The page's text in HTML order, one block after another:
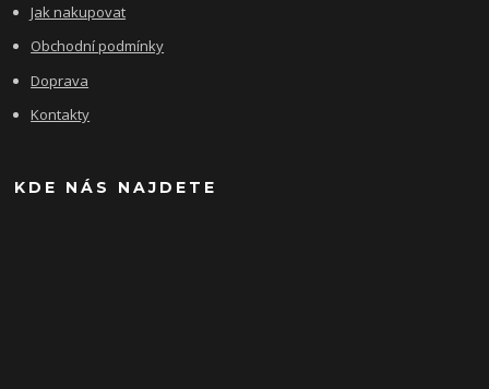
Jak nakupovat
Obchodní podmínky
Doprava
Kontakty
KDE NÁS NAJDETE